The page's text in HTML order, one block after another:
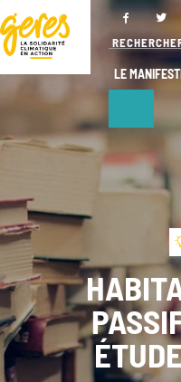
LE
NOUS
DÉCOUVRIR
Qui sommes-
nous ?
Gouvernance
Transparence
Nos
partenaires